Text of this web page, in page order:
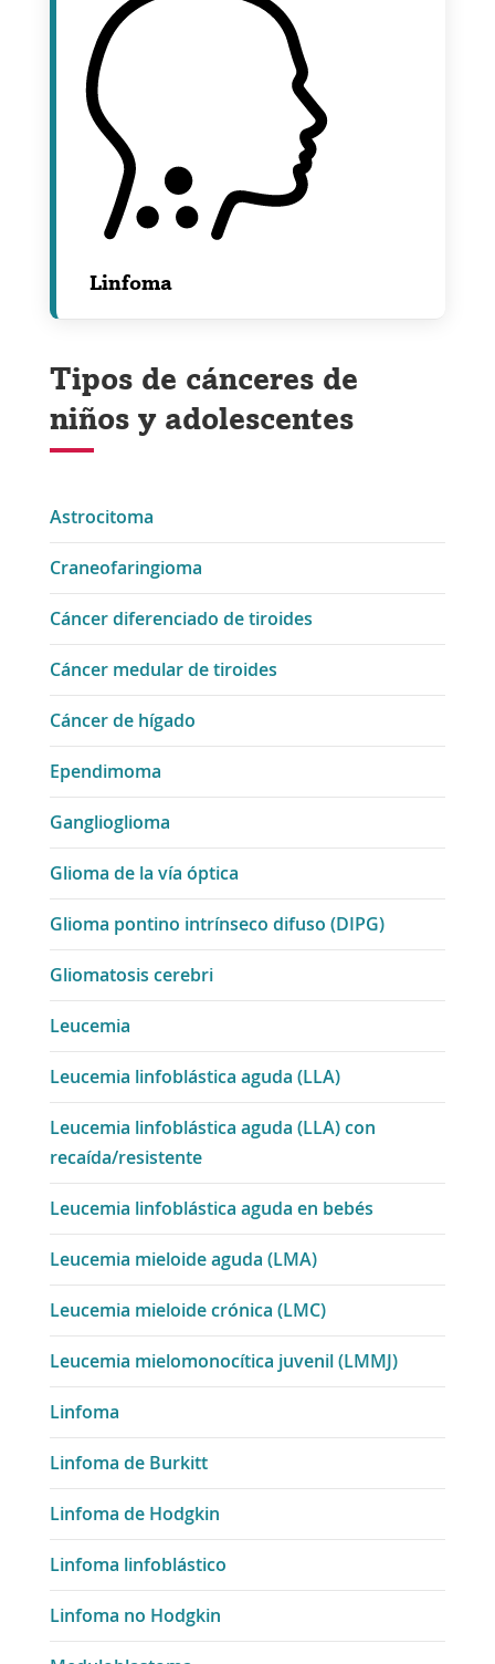
Linfoma
Tipos de cánceres de
niños y adolescentes
Astrocitoma
Craneofaringioma
Cáncer diferenciado de tiroides
Cáncer medular de tiroides
Cáncer de hígado
Ependimoma
Ganglioglioma
Glioma de la vía óptica
Glioma pontino intrínseco difuso (DIPG)
Gliomatosis cerebri
Leucemia
Leucemia linfoblástica aguda (LLA)
Leucemia linfoblástica aguda (LLA) con
recaída/resistente
Leucemia linfoblástica aguda en bebés
Leucemia mieloide aguda (LMA)
Leucemia mieloide crónica (LMC)
Leucemia mielomonocítica juvenil (LMMJ)
Linfoma
Linfoma de Burkitt
Linfoma de Hodgkin
Linfoma linfoblástico
Linfoma no Hodgkin